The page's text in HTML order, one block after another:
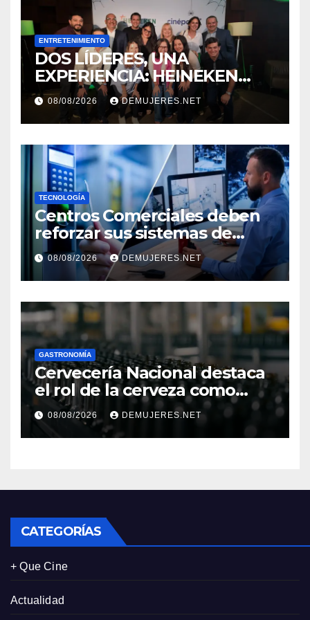
ENTRETENIMIENTO
DOS LÍDERES, UNA
EXPERIENCIA: HEINEKEN
PANAMÁ Y CINÉPOLIS
TRANSFORMAN LA FORMA
DE VIVIR EL CINE
08/08/2026 DEMUJERES.NET
TECNOLOGÍA
Centros Comerciales deben
reforzar sus sistemas de
seguridad ante el
incremento de visitantes por
el Décimo Tercer Mes
08/08/2026 DEMUJERES.NET
GASTRONOMÍA
Cervecería Nacional destaca
el rol de la cerveza como
motor de desarrollo
económico y sostenibilidad
en Panamá
08/08/2026 DEMUJERES.NET
CATEGORÍAS
+ Que Cine
Actualidad